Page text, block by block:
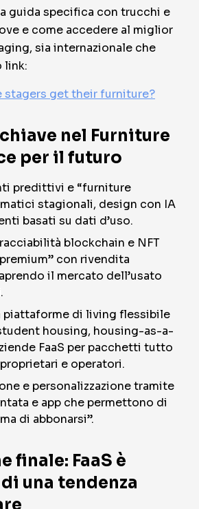
guida specifica con trucchi e
e come accedere al miglior
sia internazionale che
link:
stagers get their furniture?
nel Furniture
per il futuro
predittivi e “furniture
stagionali, design con IA
basati su dati d’uso.
blockchain e NFT
con rivendita
il mercato dell’usato
piattaforme di living flessibile
housing, housing-as-a-
FaaS per pacchetti tutto
e operatori.
e personalizzazione tramite
e app che permettono di
di abbonarsi”.
finale: FaaS è
una tendenza